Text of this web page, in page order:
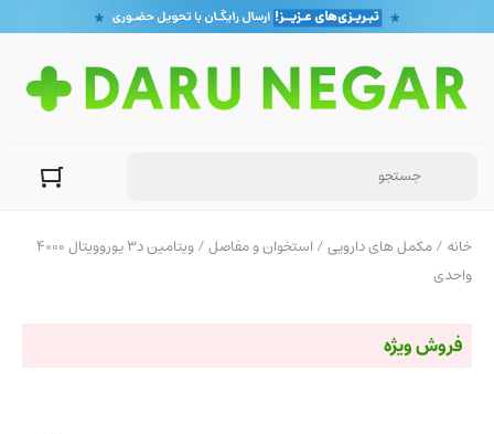
خانه /مکمل های دارویی/ استخوان و مفاصل
/ ویتامین د3 یوروویتال 4000
واحدی
فروش ویژه